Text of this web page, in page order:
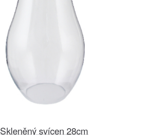
Skleněný svícen 28cm